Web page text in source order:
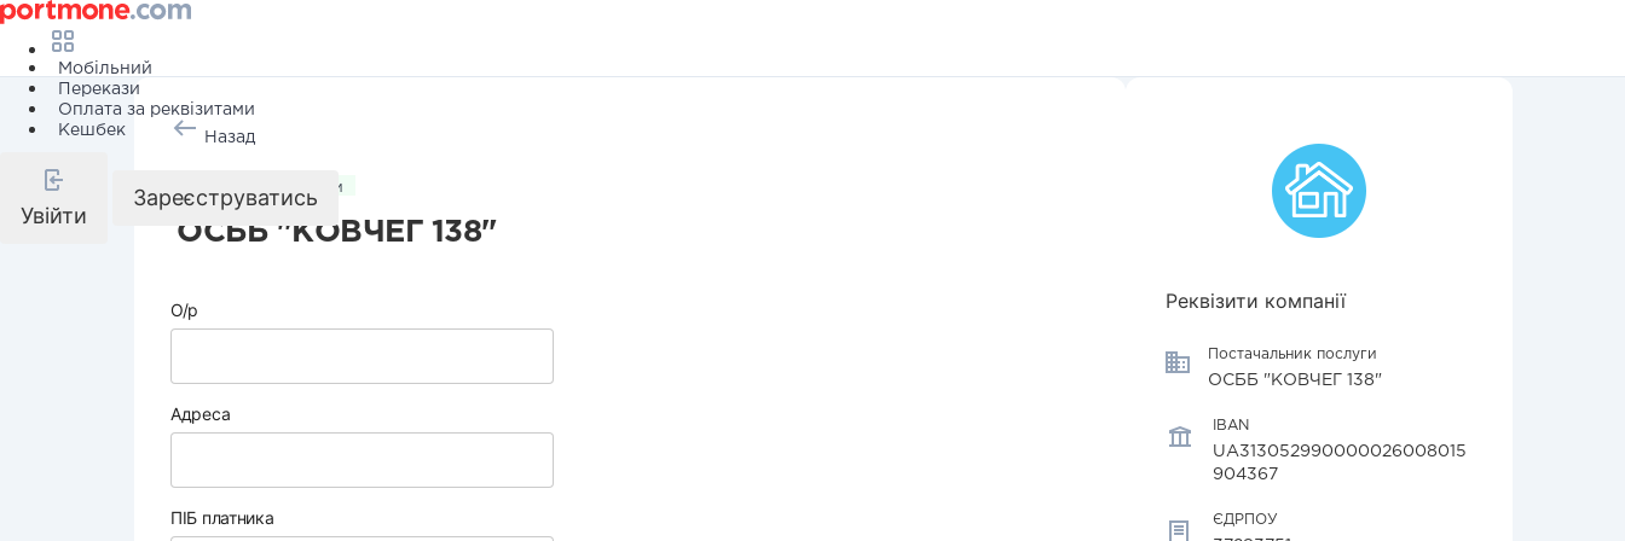
Мобільний
Перекази
Оплата за реквізитами
Кешбек
Увійти
Зареєструватись
Назад
Комунальні послуги
ОСББ "КОВЧЕГ 138"
О/р
Адреса
ПІБ платника
Реквізити компанії
Постачальник послуги
ОСББ "КОВЧЕГ 138"
IBAN
UA313052990000026008015
904367
ЄДРПОУ